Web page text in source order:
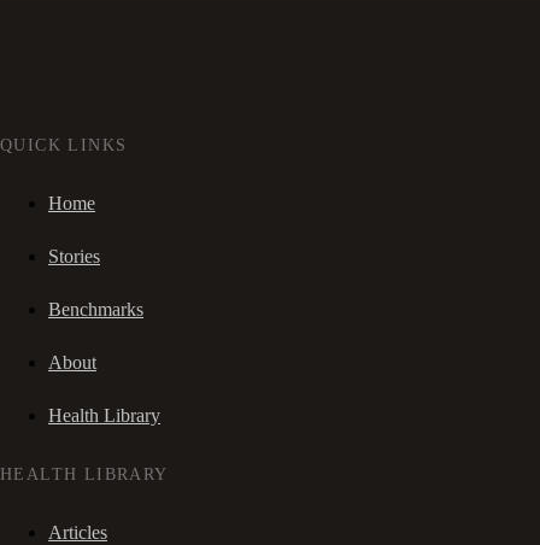
QUICK LINKS
Home
Stories
Benchmarks
About
Health Library
HEALTH LIBRARY
Articles